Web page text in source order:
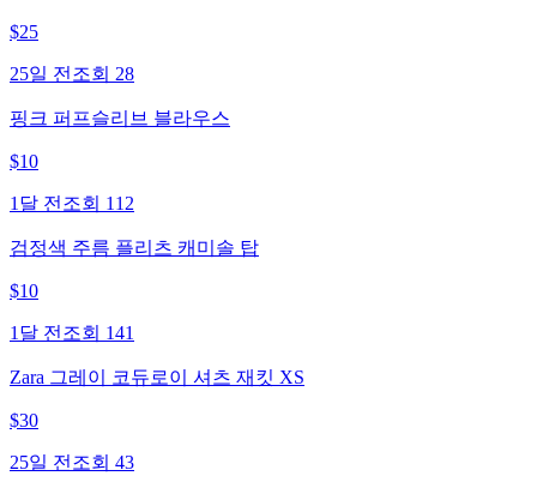
$25
25일 전 조회 28
핑크 퍼프슬리브 블라우스
$10
1달 전 조회 112
검정색 주름 플리츠 캐미솔 탑
$10
1달 전 조회 141
Zara 그레이 코듀로이 셔츠 재킷 XS
$30
25일 전 조회 43